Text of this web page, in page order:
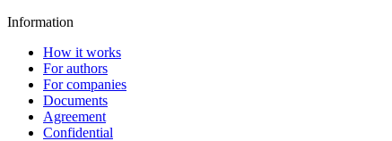
Information
How it works
For authors
For companies
Documents
Agreement
Confidential